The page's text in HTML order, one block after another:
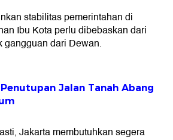
stabilitas pemerintahan di
Ibu Kota perlu dibebaskan dari
gangguan dari Dewan.
Jalan Tanah Abang
Jakarta membutuhkan segera